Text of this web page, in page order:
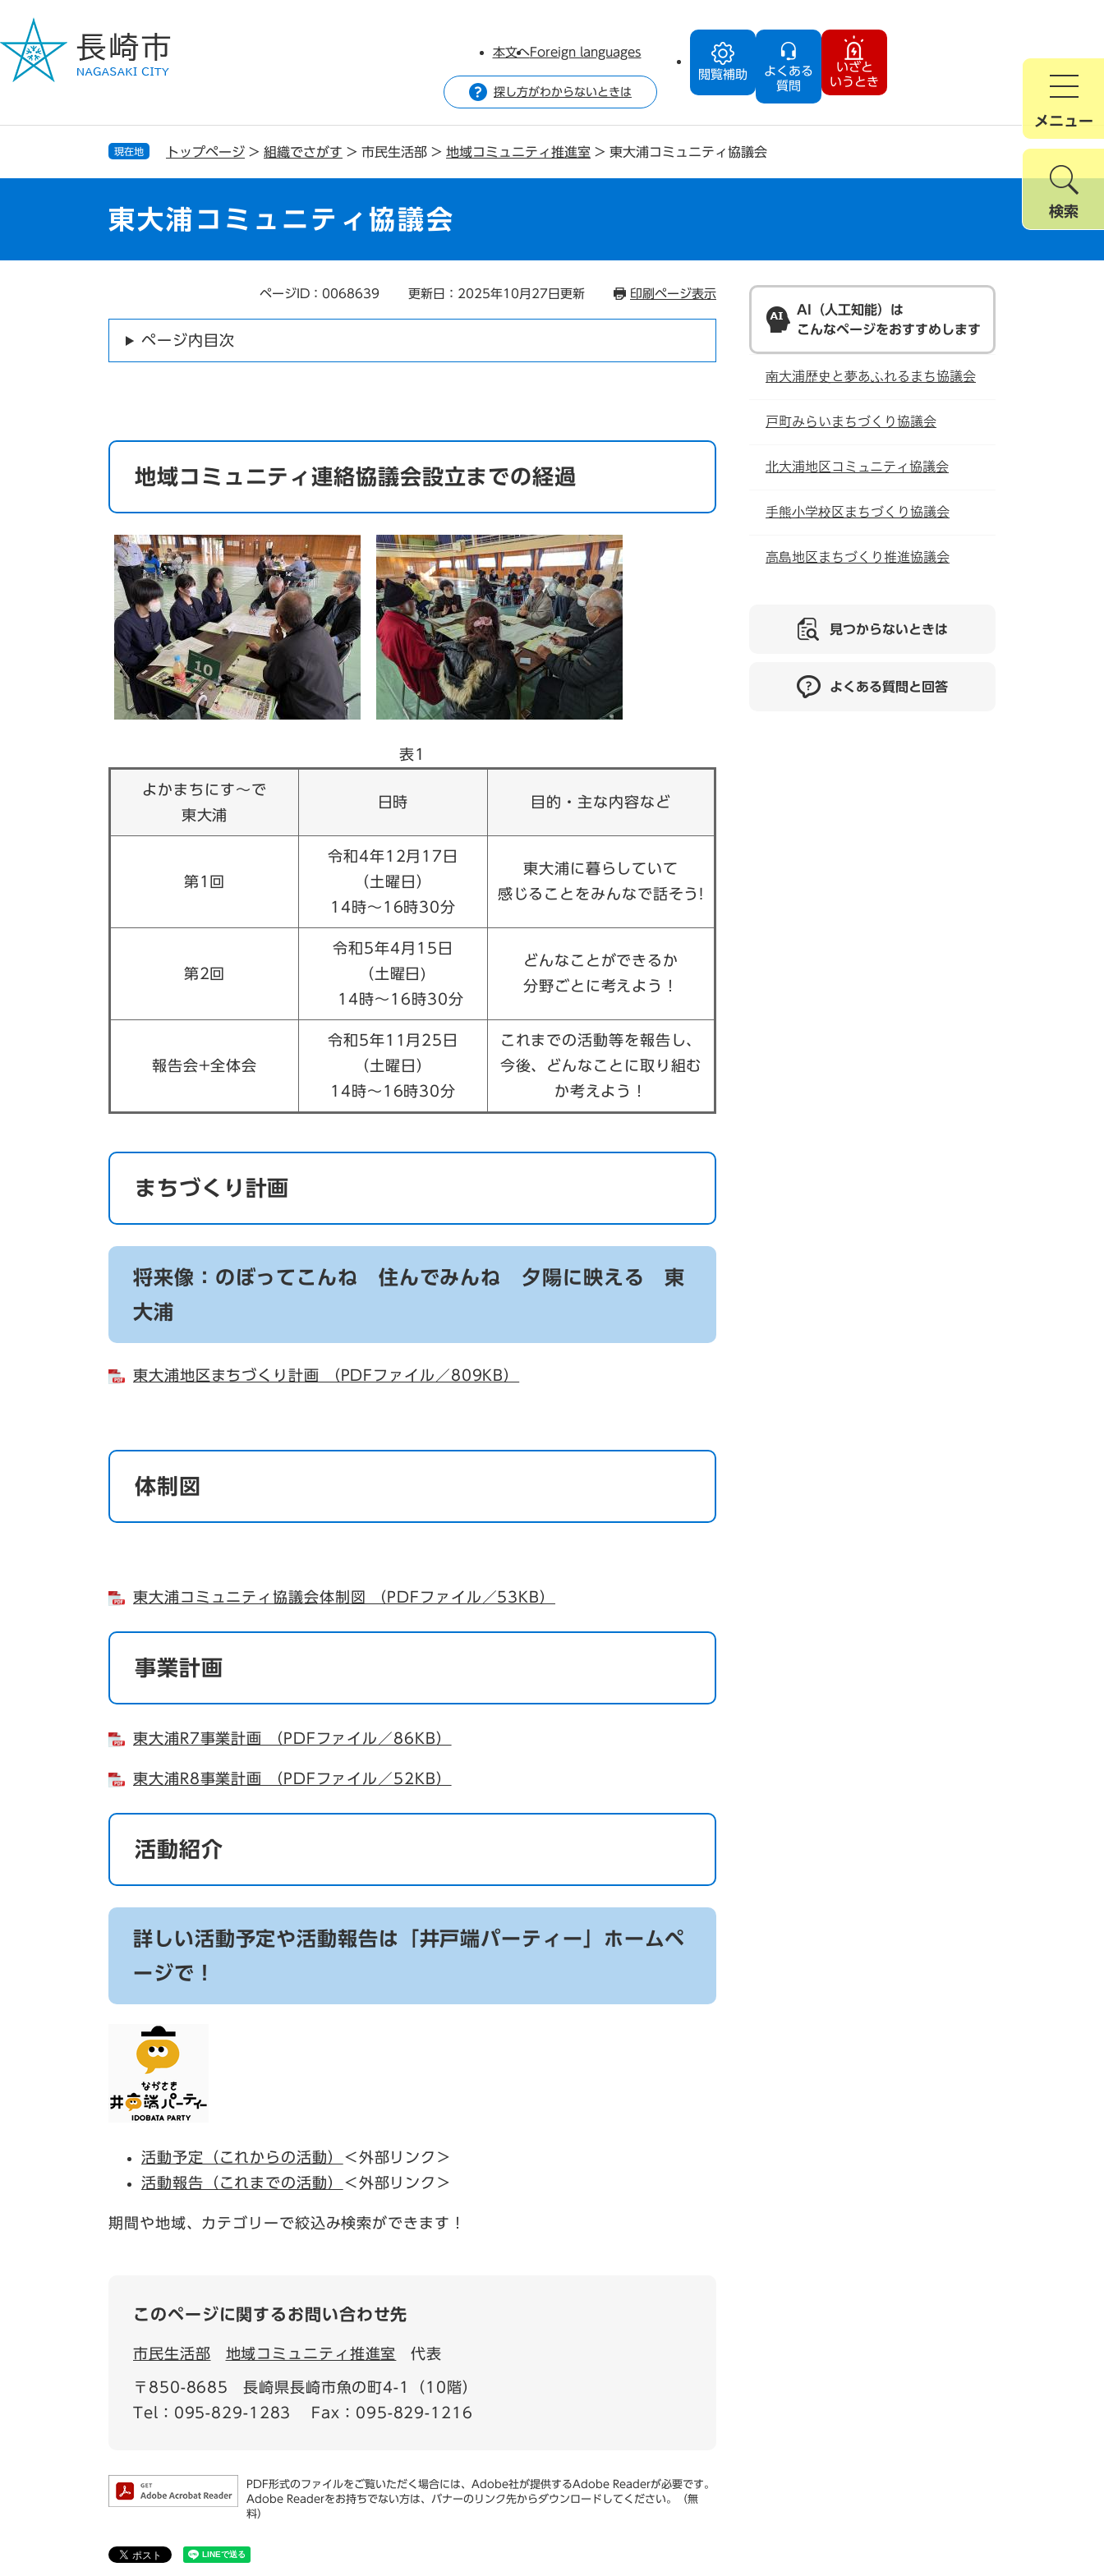
ジ
で
ュ
ば
閲覧補助
よくある
質問
いざと
いうとき
本文へForeign languages
探し方がわからないときは
メニュー
検索
現在地 トップページ > 組織でさがす > 市民生活部 > 地域コミュニティ推進室 > 東大浦コミュニティ協議会
東大浦コミュニティ協議会
ページID：0068639 更新日：2025年10月27日更新 印刷ページ表示
ページ内目次
地域コミュニティ連絡協議会設立までの経過
表1
よかまちにす～で
東大浦
日時 目的・主な内容など
第1回
令和4年12月17日
​（土曜日）
14時～16時30分
東大浦に暮らしていて
感じることをみんなで話そう!
第2回
令和5年4月15日
（土曜日)
14時～16時30分
どんなことができるか
分野ごとに考えよう！
報告会+全体会
令和5年11月25日
（土曜日）
14時～16時30分
これまでの活動等を報告し、
今後、どんなことに取り組む
か考えよう！
まちづくり計画
将来像：のぼってこんね 住んでみんね 夕陽に映える 東
大浦
東大浦地区まちづくり計画 （PDFファイル／809KB）
体制図
東大浦コミュニティ協議会体制図 （PDFファイル／53KB）
事業計画
東大浦R7事業計画 （PDFファイル／86KB）
東大浦R8事業計画 （PDFファイル／52KB）
活動紹介
詳しい活動予定や活動報告は「井戸端パーティー」ホームペ
ージで！
活動予定（これからの活動）
＜外部リンク＞
活動報告（これまでの活動）
＜外部リンク＞
期間や地域、カテゴリーで絞込み検索ができます！
このページに関するお問い合わせ先
市民生活部 地域コミュニティ推進室 代表
〒850-8685
長崎県長崎市魚の町4-1（10階）
Tel：095-829-1283
Fax：095-829-1216
PDF形式のファイルをご覧いただく場合には、Adobe社が提供するAdobe Readerが必要です。
Adobe Readerをお持ちでない方は、バナーのリンク先からダウンロードしてください。（無
料）
AI（人工知能）は
こんなページをおすすめします
南大浦歴史と夢あふれるまち協議会
戸町みらいまちづくり協議会
北大浦地区コミュニティ協議会
手熊小学校区まちづくり協議会
高島地区まちづくり推進協議会
見つからないときは
よくある質問と回答